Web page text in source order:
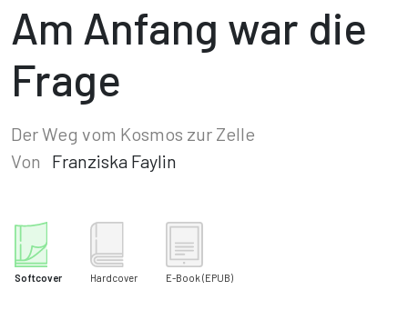
Am Anfang war die
Frage
Der Weg vom Kosmos zur Zelle
Von
Franziska Faylin
Softcover Hardcover E-Book (EPUB)